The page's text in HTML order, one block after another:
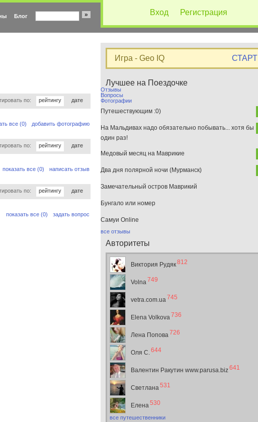
Вход Регистрация
Блог »
по: рейтингу дате
добавить фотографию
все (0)
по: рейтингу дате
написать отзыв
показать все (0)
по: рейтингу дате
задать вопрос
показать все (0)
Игра - Geo IQ СТАРТ
Лучшее на Поездочке
Отзывы
Вопросы
Фотографии
Путешествующим :0)
На Мальдивах надо обязательно побывать... хотя бы
один раз!
Медовый месяц на Маврикие
Два дня полярной ночи (Мурманск)
Замечательный остров Маврикий
Бунгало или номер
Самуи Online
все отзывы
Авторитеты
Виктория Рудяк812
Volna749
vetra.com.ua745
Elena Volkova736
Лена Попова726
Оля С.644
Валентин Ракутин www.parusa.biz641
Светлана531
Елена530
все путешественники